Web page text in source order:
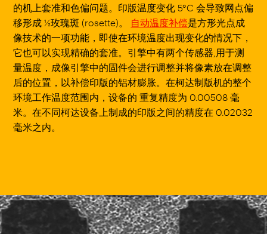
的机上套准和色偏问题。印版温度变化 5°C 会导致网点偏
移形成 ½玫瑰斑 (rosette)。 自动温度补偿是方形光点成
像技术的一项功能，即使在环境温度出现变化的情况下，
它也可以实现精确的套准。引擎中有两个传感器,用于测
量温度，成像引擎中的固件会进行调整并将像素放在调整
后的位置，以补偿印版的铝材膨胀。在柯达制版机的整个
环境工作温度范围内，设备的 重复精度为 0.00508 毫
米。在不同柯达设备上制成的印版之间的精度在 0.02032
毫米之内。